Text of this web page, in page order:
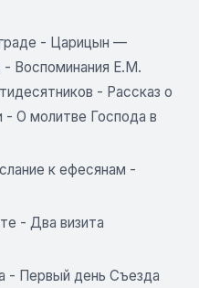
- Царицын —
- Воспоминания Е.М.
- Рассказ о
- О молитве Господа в
к ефесянам -
- Два визита
- Первый день Съезда